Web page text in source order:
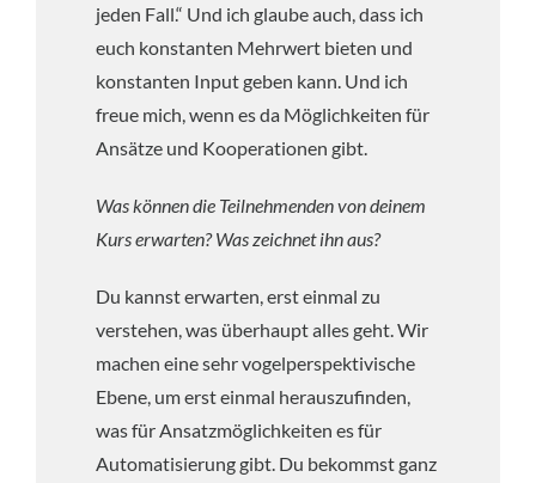
jeden Fall.“ Und ich glaube auch, dass ich
euch konstanten Mehrwert bieten und
konstanten Input geben kann. Und ich
freue mich, wenn es da Möglichkeiten für
Ansätze und Kooperationen gibt.
Was können die Teilnehmenden von deinem
Kurs erwarten? Was zeichnet ihn aus?
Du kannst erwarten, erst einmal zu
verstehen, was überhaupt alles geht. Wir
machen eine sehr vogelperspektivische
Ebene, um erst einmal herauszufinden,
was für Ansatzmöglichkeiten es für
Automatisierung gibt. Du bekommst ganz